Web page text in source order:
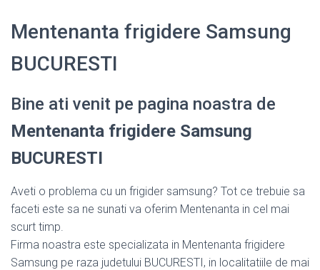
Mentenanta frigidere Samsung
BUCURESTI
Bine ati venit pe pagina noastra de
Mentenanta frigidere Samsung
BUCURESTI
Aveti o problema cu un frigider samsung? Tot ce trebuie sa
faceti este sa ne sunati va oferim Mentenanta in cel mai
scurt timp.
Firma noastra este specializata in Mentenanta frigidere
Samsung pe raza judetului BUCURESTI, in localitatiile de mai